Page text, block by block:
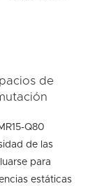
de
Q80
de las
para
estáticas